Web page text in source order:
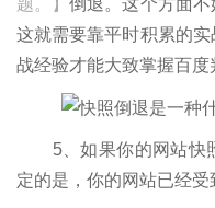
题。】倒退。这个方面不
这就需要靠平时积累的
战经验才能大致掌握百度
5、如果你的网站快
定的是，你的网站已经受